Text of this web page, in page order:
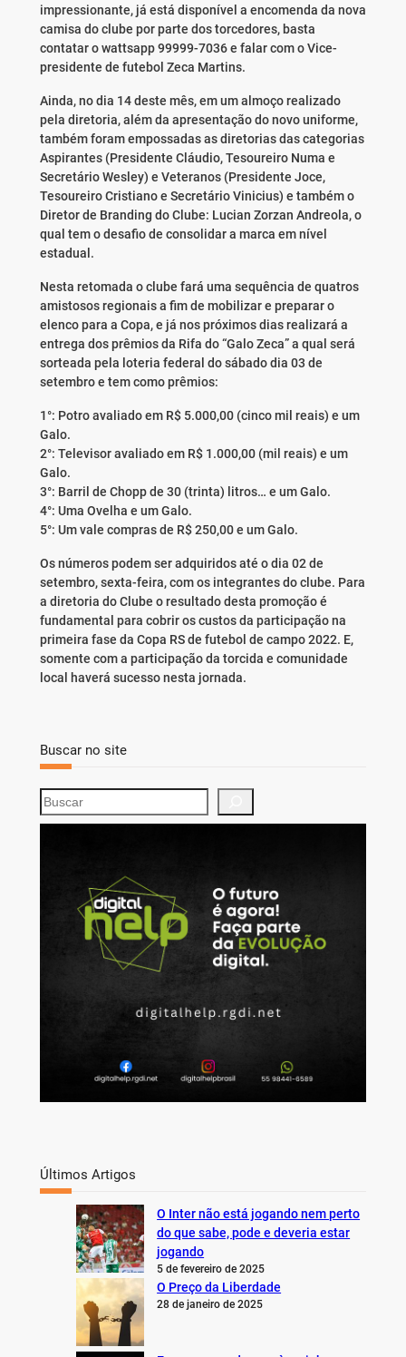
impressionante, já está disponível a encomenda da nova
camisa do clube por parte dos torcedores, basta
contatar o wattsapp 99999-7036 e falar com o Vice-
presidente de futebol Zeca Martins.
Ainda, no dia 14 deste mês, em um almoço realizado
pela diretoria, além da apresentação do novo uniforme,
também foram empossadas as diretorias das categorias
Aspirantes (Presidente Cláudio, Tesoureiro Numa e
Secretário Wesley) e Veteranos (Presidente Joce,
Tesoureiro Cristiano e Secretário Vinicius) e também o
Diretor de Branding do Clube: Lucian Zorzan Andreola, o
qual tem o desafio de consolidar a marca em nível
estadual.
Nesta retomada o clube fará uma sequência de quatros
amistosos regionais a fim de mobilizar e preparar o
elenco para a Copa, e já nos próximos dias realizará a
entrega dos prêmios da Rifa do “Galo Zeca” a qual será
sorteada pela loteria federal do sábado dia 03 de
setembro e tem como prêmios:
1°: Potro avaliado em R$ 5.000,00 (cinco mil reais) e um
Galo.
2°: Televisor avaliado em R$ 1.000,00 (mil reais) e um
Galo.
3°: Barril de Chopp de 30 (trinta) litros… e um Galo.
4°: Uma Ovelha e um Galo.
5°: Um vale compras de R$ 250,00 e um Galo.
Os números podem ser adquiridos até o dia 02 de
setembro, sexta-feira, com os integrantes do clube. Para
a diretoria do Clube o resultado desta promoção é
fundamental para cobrir os custos da participação na
primeira fase da Copa RS de futebol de campo 2022. E,
somente com a participação da torcida e comunidade
local haverá sucesso nesta jornada.
Buscar no site
S
e
Últimos Artigos
O Inter não está jogando nem perto
do que sabe, pode e deveria estar
jogando
5 de fevereiro de 2025
O Preço da Liberdade
28 de janeiro de 2025